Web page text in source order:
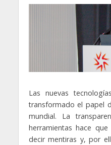
Las nuevas
transformado el papel
mundial. La
herramientas hace
decir mentiras y, por